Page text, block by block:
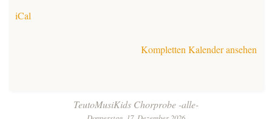
TeutoChoriFeen intern
iCal
Kompletten Kalender ansehen
Beitrags-TeutoMusiKids Chorprobe -alle-